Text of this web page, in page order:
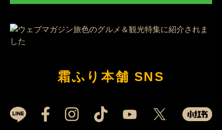
霜ふり本舗 SNS